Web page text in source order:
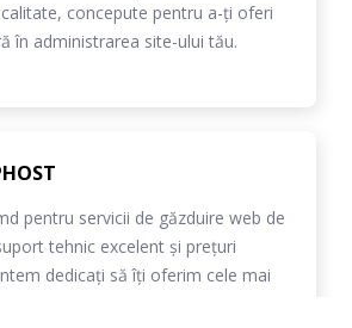
concepute pentru a-ți oferi
în administrarea site-ului tău.
pentru servicii de găzduire web de
tehnic excelent și prețuri
dedicați să îți oferim cele mai